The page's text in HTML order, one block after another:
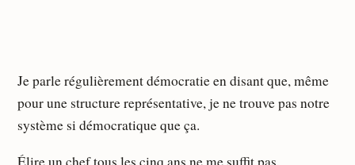
Je parle régulièrement démocratie en disant que, même
pour une structure représentative, je ne trouve pas notre
système si démocratique que ça.
Élire un chef tous les cinq ans ne me suffit pas.